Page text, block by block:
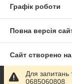
Графік роботи
Повна версія
Сайт створено
Політика
Для запитань
0685060808